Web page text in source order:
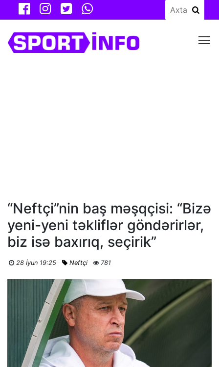
“Neftçi”nin baş məşqçisi: “Bizə
yeni-yeni təkliflər göndərirlər,
biz isə baxırıq, seçirik”
28 İyun 19:25 Neftçi 781